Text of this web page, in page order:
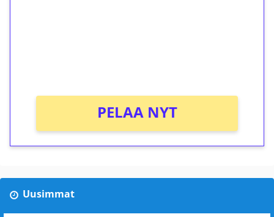
PELAA NYT
Uusimmat